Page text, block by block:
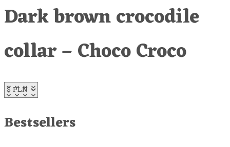
Dark brown crocodile
collar – Choco Croco
Bestsellers